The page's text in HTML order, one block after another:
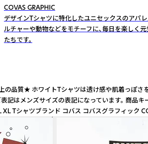
COVAS GRAPHIC
デザインTシャツに特化したユニセックスのアパレ
ルチャーや動物などをモチーフに、毎日を楽しく
たちです。
質★ ホワイトTシャツは透け感や肌着
サイズの表記になっています。 商
Tシャツブランド コバス コバスグラフィック